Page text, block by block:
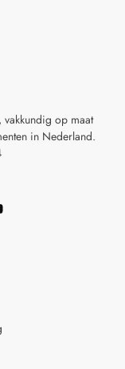
op maat
in Nederland.